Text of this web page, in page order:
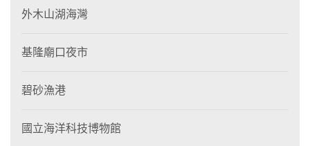
外木山湖海灣
基隆廟口夜市
碧砂漁港
國立海洋科技博物館